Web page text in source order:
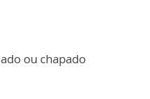
ou chapado